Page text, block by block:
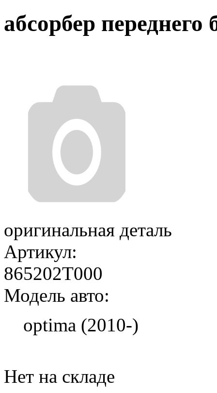
абсорбер
оригинальная деталь
Артикул:
865202T000
Модель авто:
optima (2010-)
Нет на складе